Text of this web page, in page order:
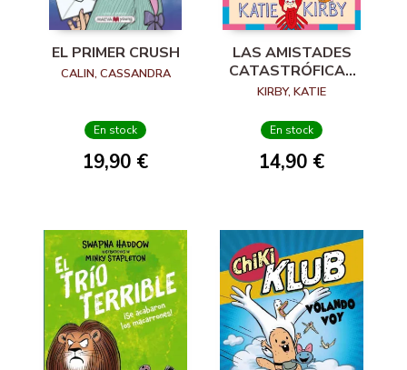
EL PRIMER CRUSH
CALIN, CASSANDRA
En stock
19,90 €
LAS AMISTADES
CATASTRÓFICAS
DE LOTTIE BROOKS
KIRBY, KATIE
En stock
14,90 €